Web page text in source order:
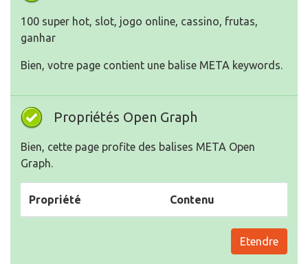
100 super hot, slot, jogo online, cassino, frutas,
ganhar
Bien, votre page contient une balise META keywords.
Propriétés Open Graph
Bien, cette page profite des balises META Open
Graph.
Propriété Contenu
Etendre